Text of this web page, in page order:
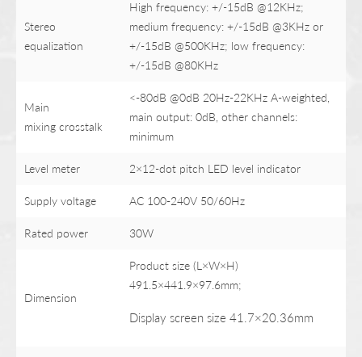
Stereo
equalization
High frequency: +/-15dB @12KHz;
medium frequency: +/-15dB @3KHz or
+/-15dB @500KHz; low frequency:
+/-15dB @80KHz
Main
mixing crosstalk
<-80dB @0dB 20Hz-22KHz A-weighted,
main output: 0dB, other channels:
minimum
Level meter 2×12-dot pitch LED level indicator
Supply voltage AC 100-240V 50/60Hz
Rated power 30W
Dimension
Product size (L×W×H)
491.5×441.9×97.6mm;
Display screen size 41.7×20.36mm